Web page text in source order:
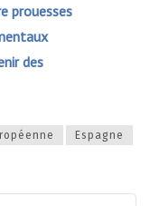
prouesses
des
Espagne